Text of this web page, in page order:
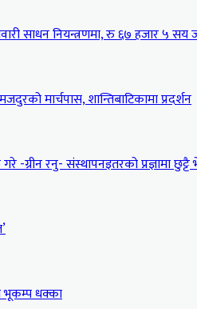
साधन नियन्त्रणमा, रु ६७ हजार ५ सय
मार्चपास, शान्तिबाटिकामा प्रदर्शन
ग्रीन रनु- संस्थापनइतरको प्रज्ञामा छुट्टै
भूकम्प धक्का